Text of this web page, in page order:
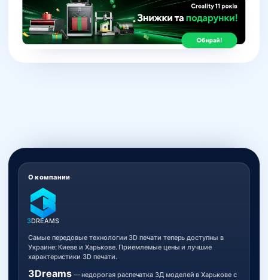
О компании
3DREAMS
Самые передовые технологии 3D печати теперь доступны в
Украине: Киеве и Харькове. Приемлемые цены и лучшие
характеристики 3D печати.
3Dreams— недорогая распечатка 3Д моделей в Харькове с